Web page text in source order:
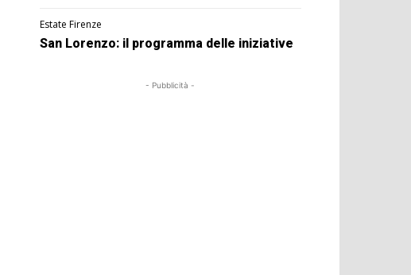
Estate Firenze
San Lorenzo: il programma delle iniziative
- Pubblicità -